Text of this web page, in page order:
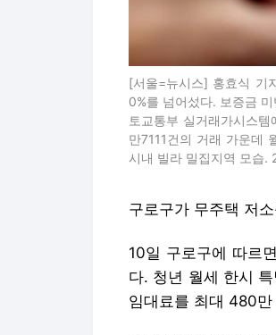
[서울=뉴시스] 홍효식 기
0%를 넘어섰다. 보증금
토교통부 실거래가시스
만7111건의 거래 가운데
시내 빌라 밀집지역 모습.
구로구가 무주택 저
10일 구로구에 따르
다. 청년 월세 한시
임대료를 최대 480